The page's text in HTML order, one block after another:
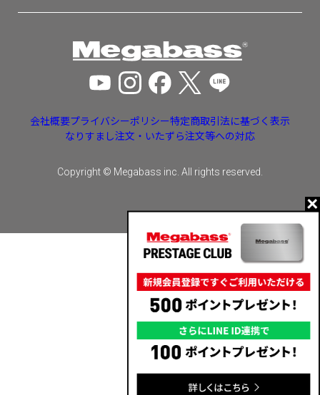
会社概要プライバシーポリシー特定商取引法に基づく表示
なりすまし注文・いたずら注文等への対応
Copyright © Megabass inc. All rights reserved.